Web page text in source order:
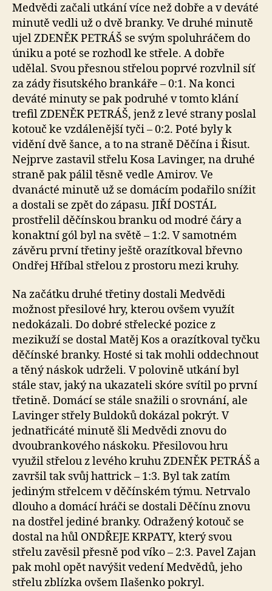
Medvědi začali utkání více než dobře a v deváté
minutě vedli už o dvě branky. Ve druhé minutě
ujel ZDENĚK PETRÁŠ se svým spoluhráčem do
úniku a poté se rozhodl ke střele. A dobře
udělal. Svou přesnou střelou poprvé rozvlnil síť
za zády řisutského brankáře – 0:1. Na konci
deváté minuty se pak podruhé v tomto klání
trefil ZDENĚK PETRÁŠ, jenž z levé strany poslal
kotouč ke vzdálenější tyči – 0:2. Poté byly k
vidění dvě šance, a to na straně Děčína i Řisut.
Nejprve zastavil střelu Kosa Lavinger, na druhé
straně pak pálil těsně vedle Amirov. Ve
dvanácté minutě už se domácím podařilo snížit
a dostali se zpět do zápasu. JIŘÍ DOSTÁL
prostřelil děčínskou branku od modré čáry a
konaktní gól byl na světě – 1:2. V samotném
závěru první třetiny ještě orazítkoval břevno
Ondřej Hříbal střelou z prostoru mezi kruhy.
Na začátku druhé třetiny dostali Medvědi
možnost přesilové hry, kterou ovšem využít
nedokázali. Do dobré střelecké pozice z
mezikuží se dostal Matěj Kos a orazítkoval tyčku
děčínské branky. Hosté si tak mohli oddechnout
a těný náskok udrželi. V polovině utkání byl
stále stav, jaký na ukazateli skóre svítil po první
třetině. Domácí se stále snažili o srovnání, ale
Lavinger střely Buldoků dokázal pokrýt. V
jednatřicáté minutě šli Medvědi znovu do
dvoubrankového náskoku. Přesilovou hru
využil střelou z levého kruhu ZDENĚK PETRÁŠ a
završil tak svůj hattrick – 1:3. Byl tak zatím
jediným střelcem v děčínském týmu. Netrvalo
dlouho a domácí hráči se dostali Děčínu znovu
na dostřel jediné branky. Odražený kotouč se
dostal na hůl ONDŘEJE KRPATY, který svou
střelu zavěsil přesně pod víko – 2:3. Pavel Zajan
pak mohl opět navýšit vedení Medvědů, jeho
střelu zblízka ovšem Ilašenko pokryl.